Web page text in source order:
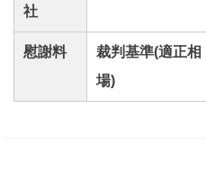
社
慰謝料
裁判基準(適正相
場)